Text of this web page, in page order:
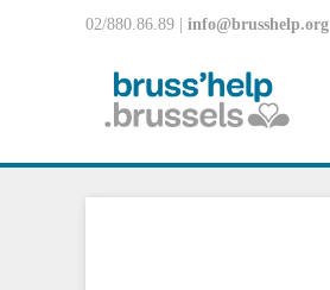
02/880.86.89 | info@brusshelp.org